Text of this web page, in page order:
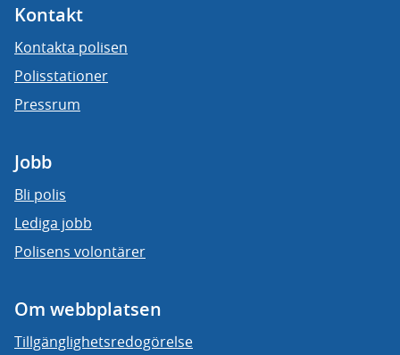
Kontakt
Kontakta polisen
Polisstationer
Pressrum
Jobb
Bli polis
Lediga jobb
Polisens volontärer
Om webbplatsen
Tillgänglighetsredogörelse